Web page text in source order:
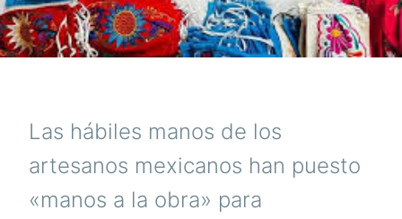
Las hábiles manos de los
artesanos mexicanos han puesto
«manos a la obra» para